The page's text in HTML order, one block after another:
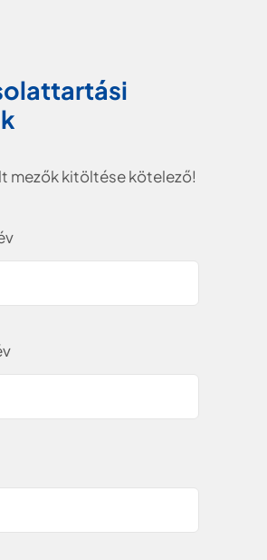
mezők kitöltése kötelező!